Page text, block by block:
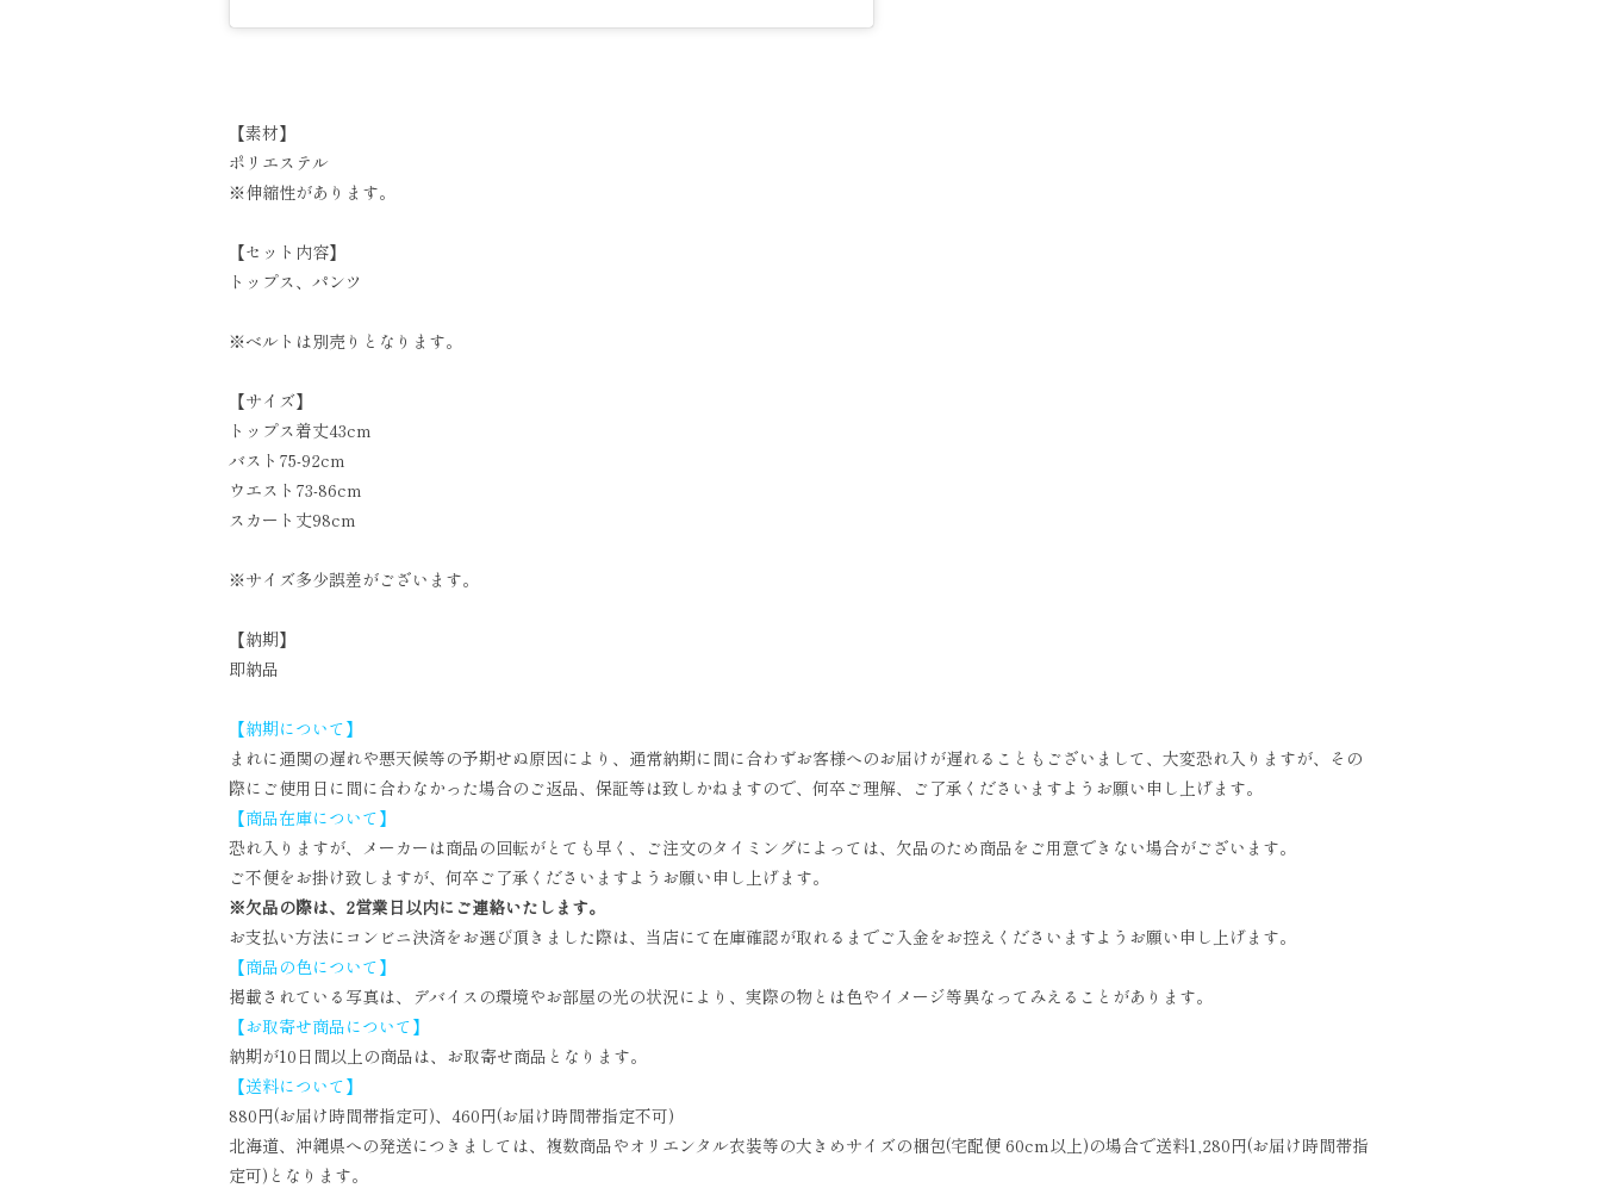
【素材】
ポリエステル
※伸縮性があります。
【セット内容】
トップス、パンツ
※ベルトは別売りとなります。
【サイズ】
トップス着丈43cm
バスト75-92cm
ウエスト73-86cm
スカート丈98cm
※サイズ多少誤差がございます。
【納期】
即納品
【納期について】
まれに通関の遅れや悪天候等の予期せぬ原因により、通常納期に間に合わずお客様へのお届けが遅れることもございまして、大変恐れ入りますが、その
際にご使用日に間に合わなかった場合のご返品、保証等は致しかねますので、何卒ご理解、ご了承くださいますようお願い申し上げます。
【商品在庫について】
恐れ入りますが、メーカーは商品の回転がとても早く、ご注文のタイミングによっては、欠品のため商品をご用意できない場合がございます。
ご不便をお掛け致しますが、何卒ご了承くださいますようお願い申し上げます。
※欠品の際は、2営業日以内にご連絡いたします。
お支払い方法にコンビニ決済をお選び頂きました際は、当店にて在庫確認が取れるまでご入金をお控えくださいますようお願い申し上げます。
【商品の色について】
掲載されている写真は、デバイスの環境やお部屋の光の状況により、実際の物とは色やイメージ等異なってみえることがあります。
【お取寄せ商品について】
納期が10日間以上の商品は、お取寄せ商品となります。
【送料について】
880円(お届け時間帯指定可)、460円(お届け時間帯指定不可)
北海道、沖縄県への発送につきましては、複数商品やオリエンタル衣装等の大きめサイズの梱包(宅配便 60cm以上)の場合で送料1,280円(お届け時間帯指
定可)となります。